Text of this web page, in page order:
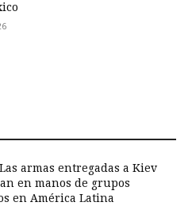
armas entregadas a Kiev
en manos de grupos
en América Latina